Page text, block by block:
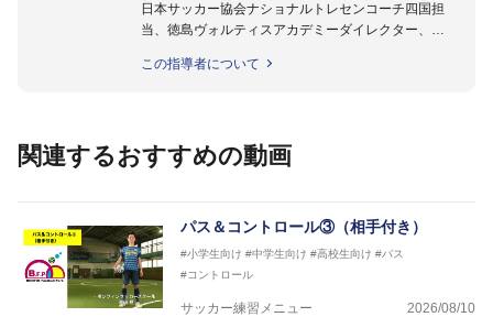
日本サッカー協会ナショナルトレセンコーチ四国担
当、徳島ヴォルティスアカデミーダイレクター、
日本サッカー協会公認B級養成講習会インストラクタ
協会公認キッズリーダーチーフインストラクター
【指導歴】
FリーグU23選抜監督、ミャンマー女子フットサル代
表監督
日本サッカー協会フットサルインストラクター、AFC
（アジアサッカー連盟）フットサルインストラクター
この指導者について
関連するおすすめの動画
パス＆コントロール③（相手付き）
#小学生向け #中学生向け #高校生向け #パス
#コントロール
サッカー練習メニュー 2026/08/10